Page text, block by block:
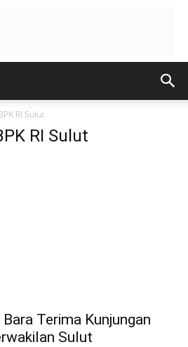
RI Sulut
RI Sulut
Terima Kunjungan
Sulut